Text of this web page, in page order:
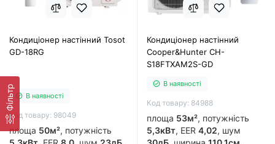
Фільтр
Кондиціонер настінний Tosot
GD-18RG
В наявності
Код товару: 98049
площа 50м², потужність
Кондиціонер настінний
Cooper&Hunter CH-
S18FTXAM2S-GD
В наявності
Код товару: 84988
площа 53м², потужність
5,3кВт, EER 4,02, шум